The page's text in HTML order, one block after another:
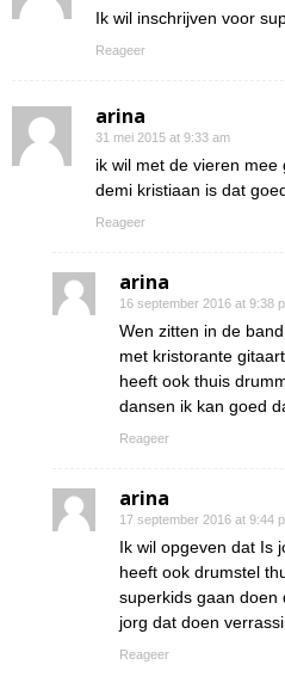
Ik wil inschrijven voor
Reageer
arina
31 mei 2015 at 9:33 am
ik wil met de vieren
demi kristiaan is dat
Reageer
arina
16 september 2016 at 9:38
Wen zitten in de
met kristorante
heeft ook thuis
dansen ik kan goed
Reageer
arina
17 september 2016 at 9:44
Ik wil opgeven dat Is
heeft ook drumstel
superkids gaan doen
jorg dat doen
Reageer